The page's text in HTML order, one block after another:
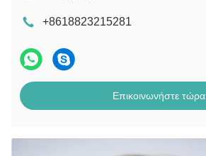
+8618823215281
Επικοινωνήστε τώρα